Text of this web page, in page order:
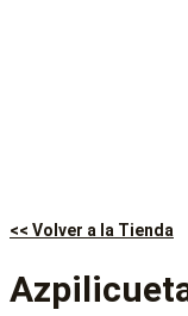
<< Volver a la Tienda